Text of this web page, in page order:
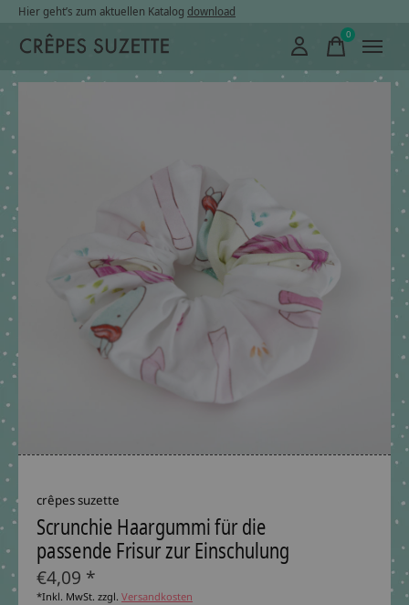
Hier geht’s zum aktuellen Katalog download
0items
crêpes suzette
Scrunchie Haargummi für die
passende Frisur zur Einschulung
€4,09 *
*Inkl. MwSt. zzgl. Versandkosten